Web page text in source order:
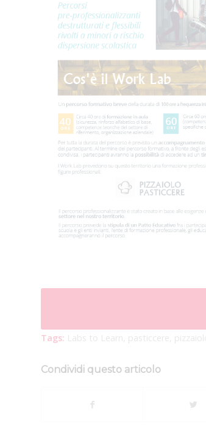
Tags: Labs to Learn pasticcere pizzaiolo
Condividi questo articolo